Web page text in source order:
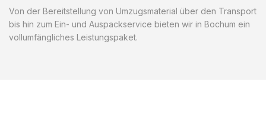
Von der Bereitstellung von Umzugsmaterial über den Transport
bis hin zum Ein- und Auspackservice bieten wir in Bochum ein
vollumfängliches Leistungspaket.